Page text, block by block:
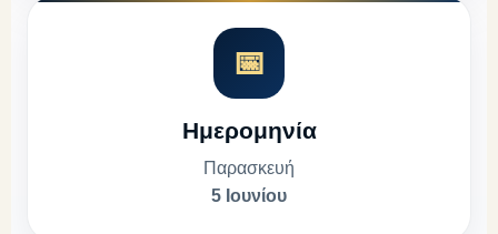
📅
Ημερομηνία
Παρασκευή
5 Ιουνίου